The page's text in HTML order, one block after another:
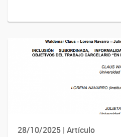
28/10/2025 | Artículo